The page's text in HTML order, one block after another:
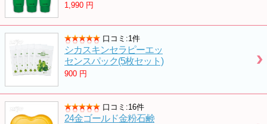
1,990 円
口コミ:1件
シカスキンセラピーエッ
センスパック(5枚セット)
900 円
口コミ:16件
24金ゴールド金粉石鹸